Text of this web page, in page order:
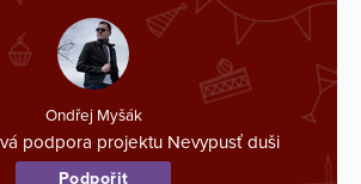
Ondřej Myšák
podpora projektu Nevypusť duši
Podpořit